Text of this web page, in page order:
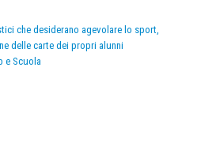
che desiderano agevolare lo sport,
delle carte dei propri alunni
e Scuola